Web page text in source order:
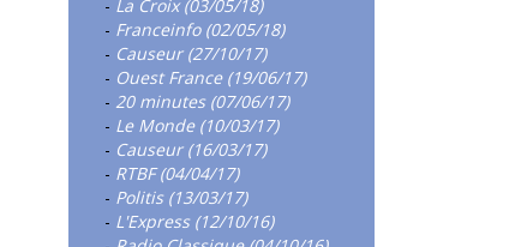
- La Croix (03/05/18)
- Franceinfo (02/05/18)
- Causeur (27/10/17)
- Ouest France (19/06/17)
- 20 minutes (07/06/17)
- Le Monde (10/03/17)
- Causeur (16/03/17)
- RTBF (04/04/17)
- Politis (13/03/17)
- L'Express (12/10/16)